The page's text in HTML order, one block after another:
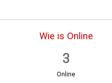
Wie is Online
3
Online